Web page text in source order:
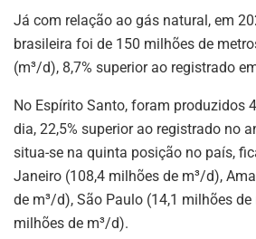
Já com relação ao gás natural, em
brasileira foi de 150 milhões de
(m³/d), 8,7% superior ao registrado
No Espírito Santo, foram produzidos
dia, 22,5% superior ao registrado no
situa-se na quinta posição no país,
Janeiro (108,4 milhões de m³/d),
de m³/d), São Paulo (14,1 milhões de
milhões de m³/d).